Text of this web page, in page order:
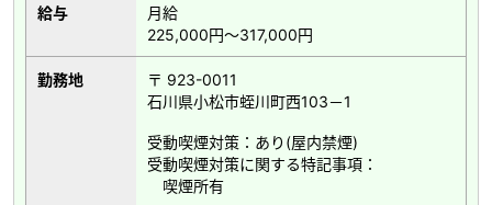
給与
月給
225,000円～317,000円
勤務地
〒 923-0011
石川県小松市蛭川町西103－1
受動喫煙対策：あり(屋内禁煙)
受動喫煙対策に関する特記事項：
喫煙所有